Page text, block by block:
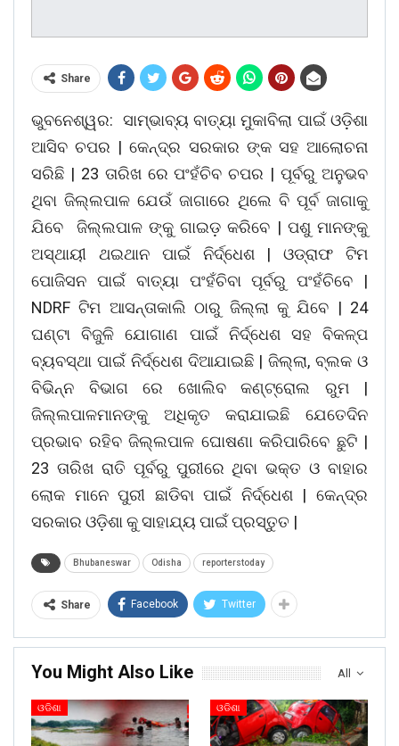
Share
ଭୁବନେଶ୍ୱର: ସାମ୍ଭାବ୍ୟ ବାତ୍ୟା ମୁକାବିଲା ପାଇଁ ଓଡ଼ିଶା
ଆସିବ ଚପର | କେନ୍ଦ୍ର ସରକାର ଙ୍କ ସହ ଆଲୋଚନା
ସରିଛି | 23 ତାରିଖ ରେ ପଂହଁଚିବ ଚପର | ପୂର୍ବରୁ ଅନୁଭବ
ଥିବା ଜିଲ୍ଲପାଳ ଯେଉଁ ଜାଗାରେ ଥିଲେ ବି ପୂର୍ବ ଜାଗାକୁ
ଯିବେ ଜିଲ୍ଲପାଳ ଙ୍କୁ ଗାଇଡ଼ କରିବେ | ପଶୁ ମାନଙ୍କୁ
ଅସ୍ଥାୟୀ ଥଇଥାନ ପାଇଁ ନିର୍ଦ୍ଧେଶ | ଓଡ୍ରାଫ ଟିମ
ପୋଜିସନ ପାଇଁ ବାତ୍ୟା ପଂହଁଚିବା ପୂର୍ବରୁ ପଂହଁଚିବେ |
NDRF ଟିମ ଆସନ୍ତାକାଲି ଠାରୁ ଜିଲ୍ଲା କୁ ଯିବେ | 24
ଘଣ୍ଟା ବିଜୁଳି ଯୋଗାଣ ପାଇଁ ନିର୍ଦ୍ଧେଶ ସହ ବିକଳ୍ପ
ବ୍ୟବସ୍ଥା ପାଇଁ ନିର୍ଦ୍ଧେଶ ଦିଆଯାଇଛି | ଜିଲ୍ଲା, ବ୍ଲକ ଓ
ବିଭିନ୍ନ ବିଭାଗ ରେ ଖୋଲିବ କଣ୍ଟ୍ରୋଲ ରୁମ |
ଜିଲ୍ଲପାଳମାନଙ୍କୁ ଅଧିକୃତ କରାଯାଇଛି ଯେତେଦିନ
ପ୍ରଭାବ ରହିବ ଜିଲ୍ଲପାଳ ଘୋଷଣା କରିପାରିବେ ଛୁଟି |
23 ତାରିଖ ରାତି ପୂର୍ବରୁ ପୁରୀରେ ଥିବା ଭକ୍ତ ଓ ବାହାର
ଲୋକ ମାନେ ପୁରୀ ଛାଡିବା ପାଇଁ ନିର୍ଦ୍ଧେଶ | କେନ୍ଦ୍ର
ସରକାର ଓଡ଼ିଶା କୁ ସାହାଯ୍ୟ ପାଇଁ ପ୍ରସ୍ତୁତ |
Bhubaneswar Odisha reporterstoday
Share Facebook Twitter
All
You Might Also Like
ଓଡିଶା ଓଡିଶା